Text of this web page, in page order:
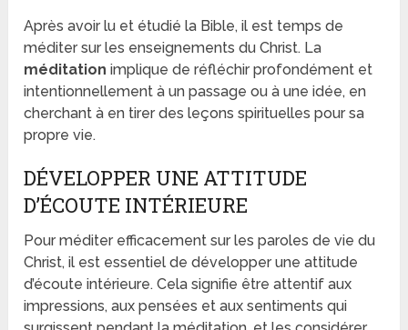
Après avoir lu et étudié la Bible, il est temps de
méditer sur les enseignements du Christ. La
méditation implique de réfléchir profondément et
intentionnellement à un passage ou à une idée, en
cherchant à en tirer des leçons spirituelles pour sa
propre vie.
DÉVELOPPER UNE ATTITUDE
D’ÉCOUTE INTÉRIEURE
Pour méditer efficacement sur les paroles de vie du
Christ, il est essentiel de développer une attitude
d’écoute intérieure. Cela signifie être attentif aux
impressions, aux pensées et aux sentiments qui